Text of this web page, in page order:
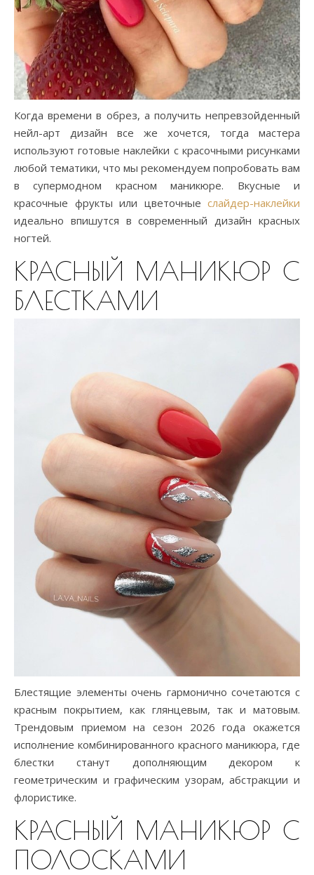
Когда времени в обрез, а получить непревзойденный
нейл-арт дизайн все же хочется, тогда мастера
используют готовые наклейки с красочными рисунками
любой тематики, что мы рекомендуем попробовать вам
в супермодном красном маникюре. Вкусные и
красочные фрукты или цветочные слайдер-наклейки
идеально впишутся в современный дизайн красных
ногтей.
КРАСНЫЙ МАНИКЮР С
БЛЕСТКАМИ
Блестящие элементы очень гармонично сочетаются с
красным покрытием, как глянцевым, так и матовым.
Трендовым приемом на сезон 2026 года окажется
исполнение комбинированного красного маникюра, где
блестки станут дополняющим декором к
геометрическим и графическим узорам, абстракции и
флористике.
КРАСНЫЙ МАНИКЮР С
ПОЛОСКАМИ